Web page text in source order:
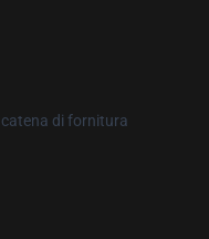
catena di fornitura